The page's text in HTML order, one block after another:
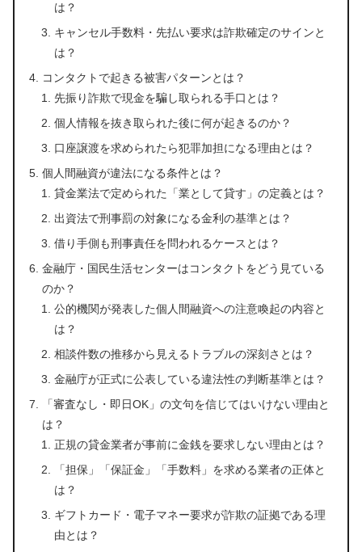
は？
キャンセル手数料・先払い要求は詐欺確定のサインと
は？
コンタクトで起きる被害パターンとは？
先振り詐欺で現金を騙し取られる手口とは？
個人情報を抜き取られた後に何が起きるのか？
口座譲渡を求められたら犯罪加担になる理由とは？
個人間融資が違法になる条件とは？
貸金業法で定められた「業として貸す」の定義とは？
出資法で刑事罰の対象になる金利の基準とは？
借り手側も刑事責任を問われるケースとは？
金融庁・国民生活センターはコンタクトをどう見ている
のか？
公的機関が発表した個人間融資への注意喚起の内容と
は？
相談件数の推移から見えるトラブルの深刻さとは？
金融庁が正式に公表している違法性の判断基準とは？
「審査なし・即日OK」の文句を信じてはいけない理由と
は？
正規の貸金業者が事前に金銭を要求しない理由とは？
「担保」「保証金」「手数料」を求める業者の正体と
は？
ギフトカード・電子マネー要求が詐欺の証拠である理
由とは？